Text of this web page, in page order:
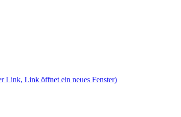
Link, Link öffnet ein neues Fenster)